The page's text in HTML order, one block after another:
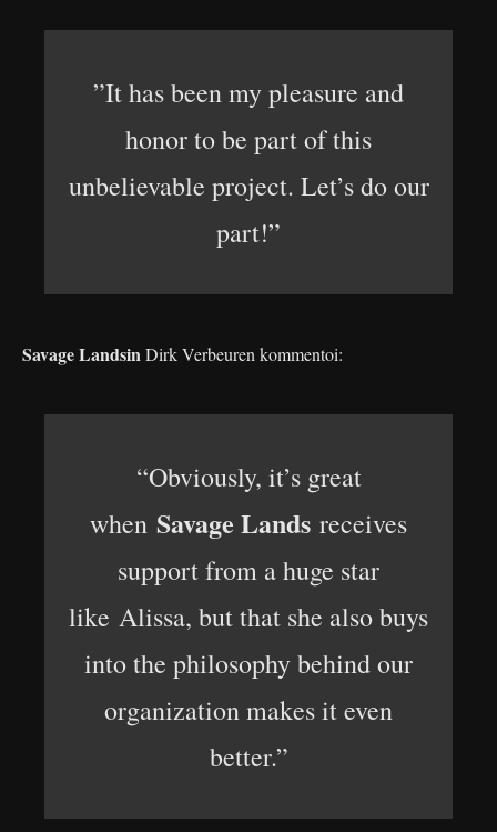
”It has been my pleasure and
honor to be part of this
unbelievable project. Let’s do our
part!”
Savage LandsinDirk Verbeuren kommentoi:
“Obviously, it’s great
when Savage Lands receives
support from a huge star
like Alissa, but that she also buys
into the philosophy behind our
organization makes it even
better.”